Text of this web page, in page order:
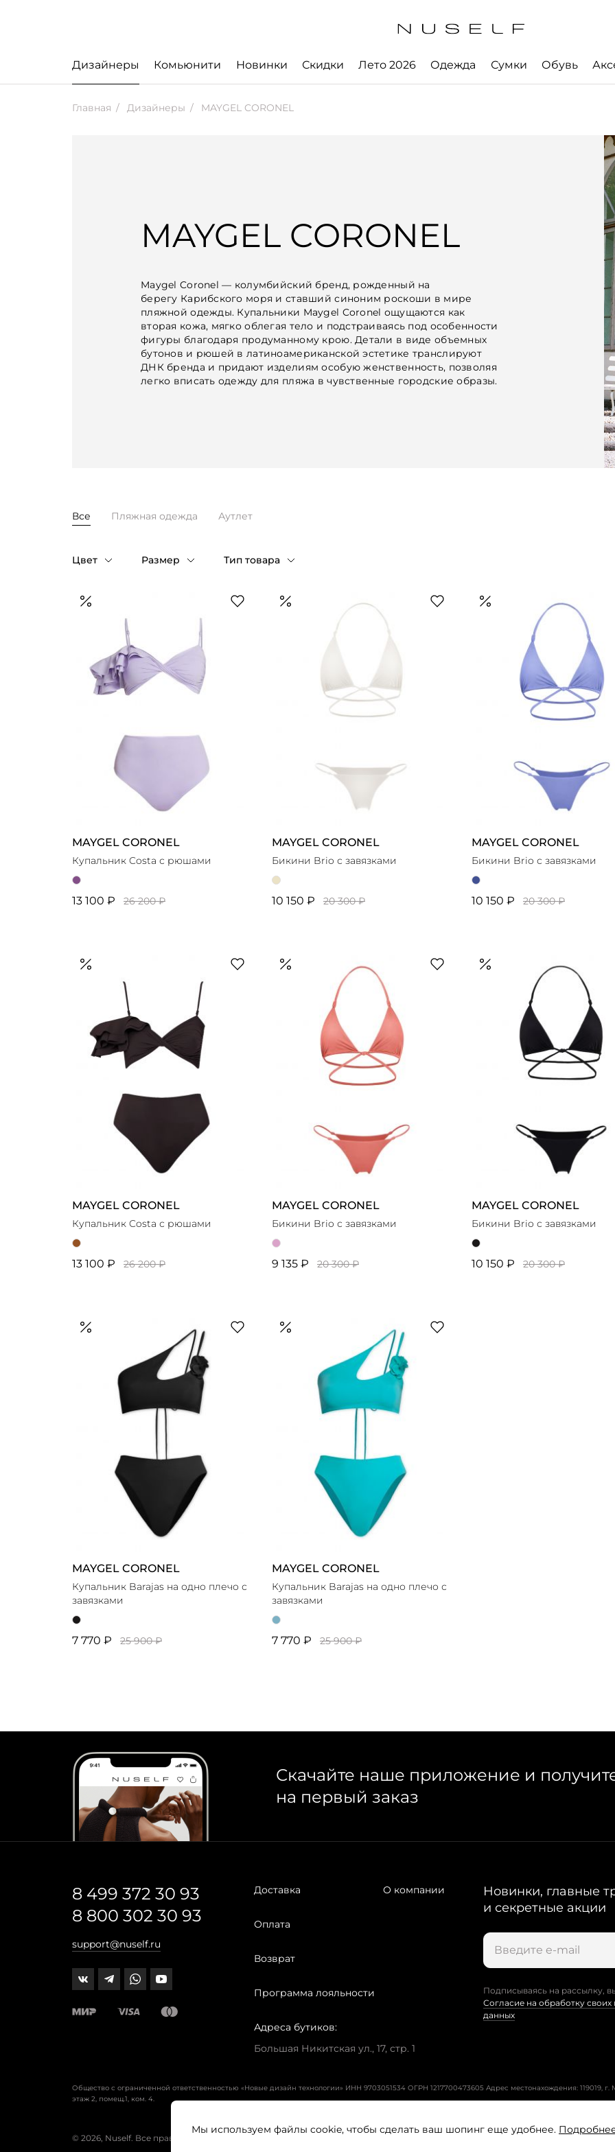
Дизайнеры Комьюнити Новинки Скидки Лето 2026 Одежда Сумки Обувь
Главная Дизайнеры MAYGEL CORONEL
MAYGEL CORONEL
Maygel Coronel — колумбийский бренд, рожденный на
берегу Карибского моря и ставший синоним роскоши в мире
пляжной одежды. Купальники Maygel Coronel ощущаются как
вторая кожа, мягко облегая тело и подстраиваясь под особенности
фигуры благодаря продуманному крою. Детали в виде объемных
бутонов и рюшей в латиноамериканской эстетике транслируют
ДНК бренда и придают изделиям особую женственность, позволяя
легко вписать одежду для пляжа в чувственные городские образы.
Все Пляжная одежда Аутлет
Цвет
Голубой
Жёлтый1
Коричневый
Синий 1
Фиолетовый
2
ПОКАЗАТЬ 10 ТОВАРОВ
Размер
ПОКАЗАТЬ 10 ТОВАРОВ
Тип товара
ПОКАЗАТЬ 10 ТОВАРОВ
MAYGEL CORONEL
Купальник Costa с рюшами
13 100 ₽ 26 200 ₽
MAYGEL CORONEL
Бикини Brio с завязками
10 150 ₽ 20 300 ₽
MAYGEL CORONEL
Бикини Brio с завязками
10 150 ₽ 20 300 ₽
MAYGEL CORONEL
Купальник Costa с рюшами
13 100 ₽ 26 200 ₽
MAYGEL CORONEL
Бикини Brio с завязками
9 135 ₽ 20 300 ₽
MAYGEL CORONEL
Бикини Brio с завязками
10 150 ₽ 20 300 ₽
MAYGEL CORONEL
Купальник Barajas на одно плечо с
завязками
7 770 ₽ 25 900 ₽
MAYGEL CORONEL
Купальник Barajas на одно плечо с
завязками
7 770 ₽ 25 900 ₽
Скачайте наше приложение и
на первый заказ
8 499 372 30 93
8 800 302 30 93
support@nuself.ru
Доставка
Оплата
Возврат
Программа лояльности
О компании
Адреса бутиков:
Большая Никитская ул., 17, стр. 1
Новинки, главные
и секретные акции
Подписываясь на рассылку,
Согласие на обработку
данных
Общество с ограниченной ответственностью «Новые дизайн технологии» ИНН 9703051534 ОГРН 1217700473605 Адрес местонахождения: 119019,
этаж 2, помещ.1, ком. 4.
© 2026, Nuself. Все права защищены. Политика конфиденциальности
Мы используем файлы cookie, чтобы сделать ваш шопинг еще удобнее.